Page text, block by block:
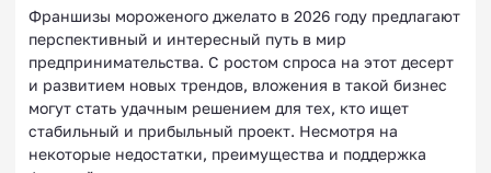
Франшизы мороженого джелато в 2026 году предлагают
перспективный и интересный путь в мир
предпринимательства. С ростом спроса на этот десерт
и развитием новых трендов, вложения в такой бизнес
могут стать удачным решением для тех, кто ищет
стабильный и прибыльный проект. Несмотря на
некоторые недостатки, преимущества и поддержка